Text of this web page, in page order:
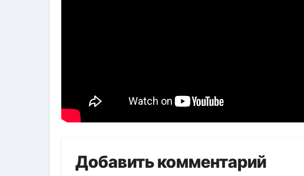
Добавить комментарий